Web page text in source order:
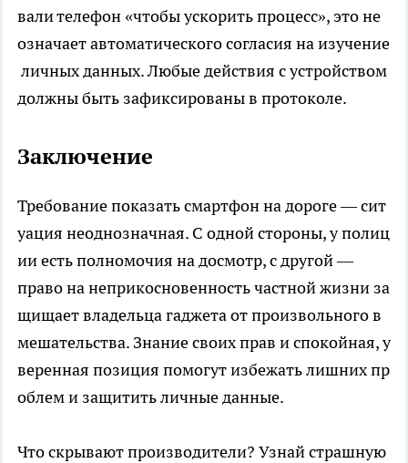
вали телефон «чтобы ускорить процесс», это не
означает автоматического согласия на изучение
личных данных. Любые действия с устройством
должны быть зафиксированы в протоколе.
Заключение
Требование показать смартфон на дороге — сит
уация неоднозначная. С одной стороны, у полиц
ии есть полномочия на досмотр, с другой —
право на неприкосновенность частной жизни за
щищает владельца гаджета от произвольного в
мешательства. Знание своих прав и спокойная, у
веренная позиция помогут избежать лишних пр
облем и защитить личные данные.
Что скрывают производители? Узнай страшную